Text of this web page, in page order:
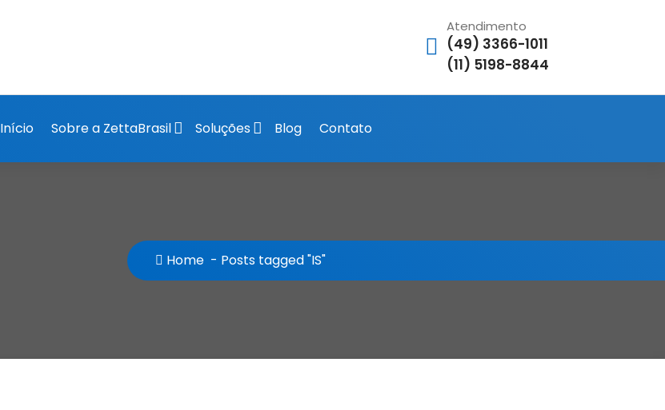
Atendimento
(49) 3366-1011
(11) 5198-8844
Início Sobre a ZettaBrasil Soluções Blog Contato
Home - Posts tagged "IS"